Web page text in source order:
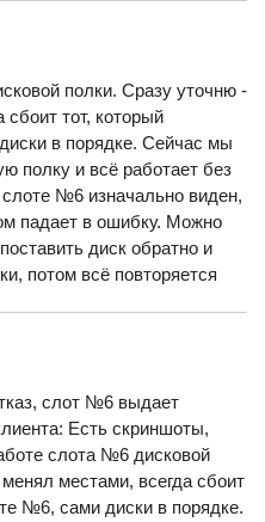
полки. Сразу уточню -
тот, который
в порядке. Сейчас мы
полку и всё работает без
№6 изначально виден,
падает в ошибку. Можно
диск обратно и
потом всё повторяется
слот №6 выдает
Есть скриншоты,
слота №6 дисковой
местами, всегда сбоит
№6, сами диски в порядке.